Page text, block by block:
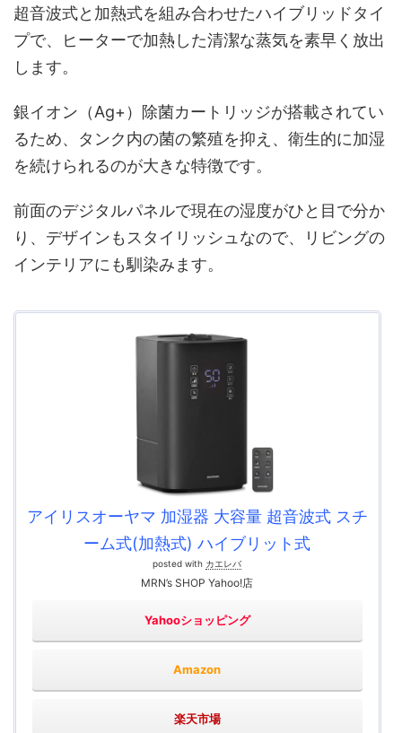
超音波式と加熱式を組み合わせたハイブリッドタイ
プで、ヒーターで加熱した清潔な蒸気を素早く放出
します。
銀イオン（Ag+）除菌カートリッジが搭載されてい
るため、タンク内の菌の繁殖を抑え、衛生的に加湿
を続けられるのが大きな特徴です。
前面のデジタルパネルで現在の湿度がひと目で分か
り、デザインもスタイリッシュなので、リビングの
インテリアにも馴染みます。
アイリスオーヤマ 加湿器 大容量 超音波式 スチ
ーム式(加熱式) ハイブリット式
posted with カエレバ
MRN’s SHOP Yahoo!店
Yahooショッピング
Amazon
楽天市場